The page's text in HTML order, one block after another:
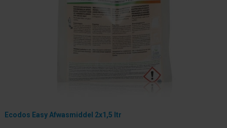
Ecodos Easy Afwasmiddel 2x1,5 ltr